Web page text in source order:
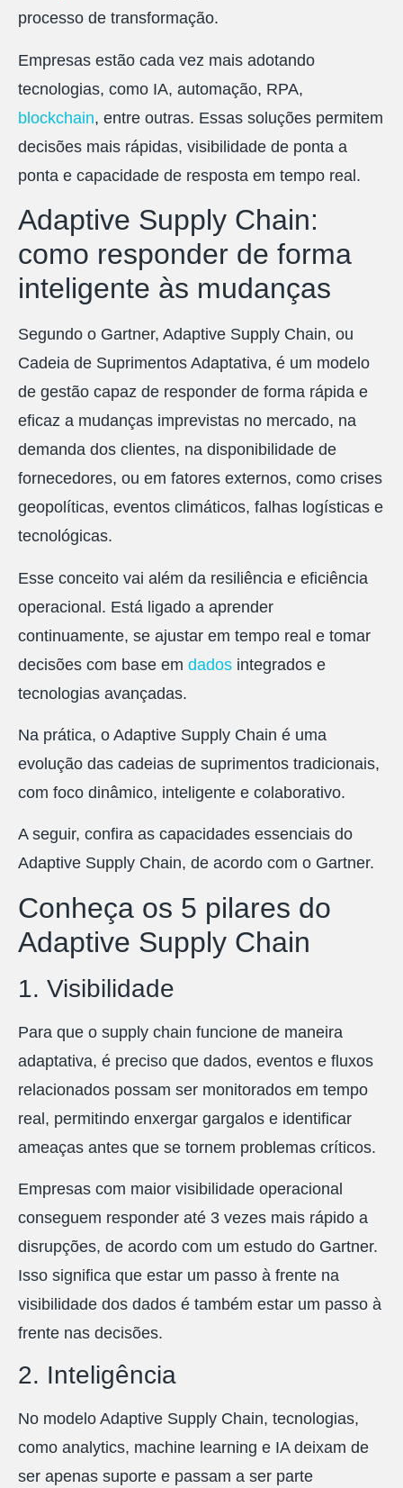
processo de transformação.
Empresas estão cada vez mais adotando
tecnologias, como IA, automação, RPA,
blockchain, entre outras. Essas soluções permitem
decisões mais rápidas, visibilidade de ponta a
ponta e capacidade de resposta em tempo real.
Adaptive Supply Chain:
como responder de forma
inteligente às mudanças
Segundo o Gartner, Adaptive Supply Chain, ou
Cadeia de Suprimentos Adaptativa, é um modelo
de gestão capaz de responder de forma rápida e
eficaz a mudanças imprevistas no mercado, na
demanda dos clientes, na disponibilidade de
fornecedores, ou em fatores externos, como crises
geopolíticas, eventos climáticos, falhas logísticas e
tecnológicas.
Esse conceito vai além da resiliência e eficiência
operacional. Está ligado a aprender
continuamente, se ajustar em tempo real e tomar
decisões com base em dados integrados e
tecnologias avançadas.
Na prática, o Adaptive Supply Chain é uma
evolução das cadeias de suprimentos tradicionais,
com foco dinâmico, inteligente e colaborativo.
A seguir, confira as capacidades essenciais do
Adaptive Supply Chain, de acordo com o Gartner.
Conheça os 5 pilares do
Adaptive Supply Chain
1. Visibilidade
Para que o supply chain funcione de maneira
adaptativa, é preciso que dados, eventos e fluxos
relacionados possam ser monitorados em tempo
real, permitindo enxergar gargalos e identificar
ameaças antes que se tornem problemas críticos.
Empresas com maior visibilidade operacional
conseguem responder até 3 vezes mais rápido a
disrupções, de acordo com um estudo do Gartner.
Isso significa que estar um passo à frente na
visibilidade dos dados é também estar um passo à
frente nas decisões.
2. Inteligência
No modelo Adaptive Supply Chain, tecnologias,
como analytics, machine learning e IA deixam de
ser apenas suporte e passam a ser parte